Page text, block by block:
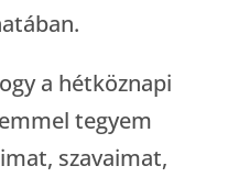
a hétköznapi
tegyem
szavaimat,